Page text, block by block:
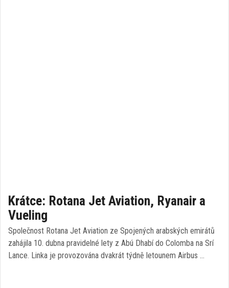
Krátce: Rotana Jet Aviation, Ryanair a
Vueling
Společnost Rotana Jet Aviation ze Spojených arabských emirátů
zahájila 10. dubna pravidelné lety z Abú Dhabí do Colomba na Srí
Lance. Linka je provozována dvakrát týdně letounem Airbus …